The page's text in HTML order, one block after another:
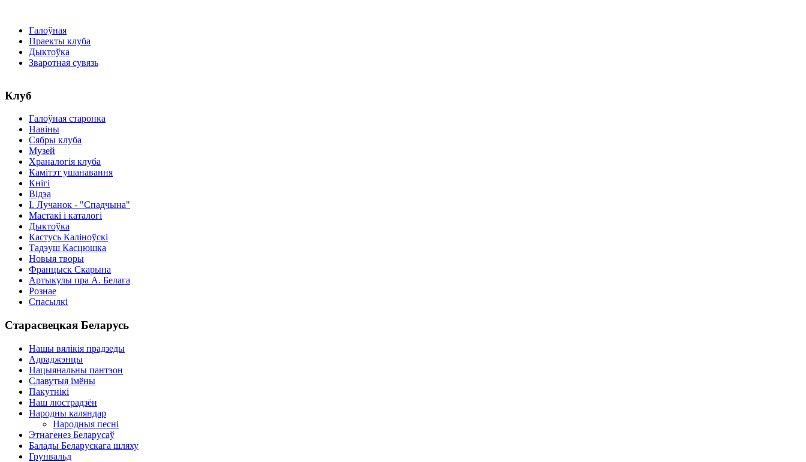
Галоўная
Праекты клуба
Дыктоўка
Зваротная сувязь
Клуб
Галоўная старонка
Навіны
Сябры клуба
Музей
Храналогія клуба
Камітэт ушанавання
Кнігі
Відэа
І. Лучанок - "Спадчына"
Мастакі i каталогi
Дыктоўка
Кастусь Каліноўскі
Тадэуш Касцюшка
Новыя творы
Францыск Скарына
Артыкулы пра А. Белага
Рознае
Спасылкі
Старасвецкая Беларусь
Нашы вялікія прадзеды
Адраджэнцы
Нацыянальны пантэон
Славутыя імёны
Пакутнікі
Наш люстрадзён
Народны каляндар
Народныя песні
Этнагенез Беларусаў
Балады Беларускага шляху
Грунвальд